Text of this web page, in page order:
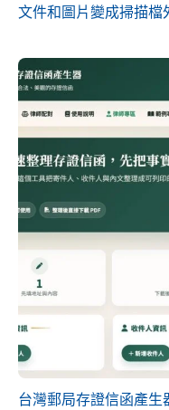
文件和圖片變成掃描檔
台灣郵局存證信函產生